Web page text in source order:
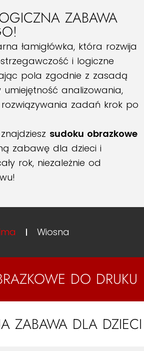
ZABAWA
łamigłówka, która rozwija
i logiczne
pola zgodnie z zasadą
umiejętność analizowania,
zadań krok po
sudoku obrazkowe
zabawę dla dzieci i
rok, niezależnie od
Wiosna
DO DRUKU
ZABAWA DLA DZIECI